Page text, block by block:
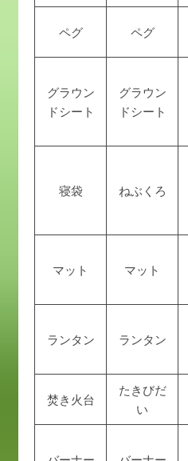
ペグ ペグ
グラウン
ドシート
グラウン
ドシート
寝袋 ねぶくろ
マット マット
ランタン ランタン
焚き火台
たきびだ
い